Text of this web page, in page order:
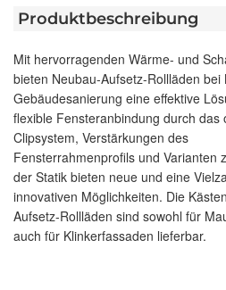
Produktbeschreibung
Mit hervorragenden Wärme- und
bieten Neubau-Aufsetz-Rollläden bei
Gebäudesanierung eine effektive
flexible Fensteranbindung durch das
Clipsystem, Verstärkungen des
Fensterrahmenprofils und Varianten
der Statik bieten neue und eine
innovativen Möglichkeiten. Die
Aufsetz-Rollläden sind sowohl für
auch für Klinkerfassaden lieferbar.